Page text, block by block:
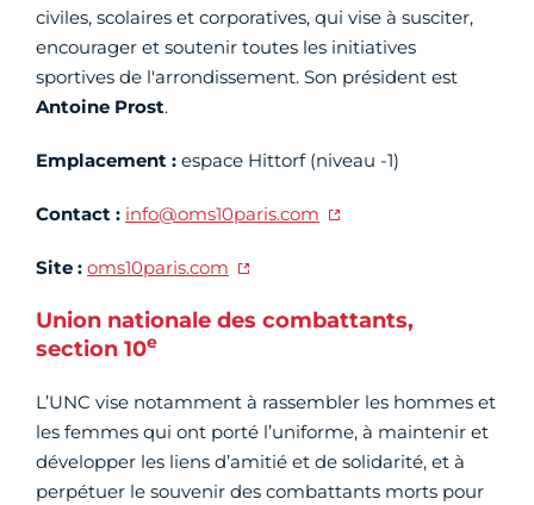
civiles, scolaires et corporatives, qui vise à susciter,
encourager et soutenir toutes les initiatives
sportives de l'arrondissement. Son président est
Antoine Prost.
Emplacement : espace Hittorf (niveau -1)
Contact : info@oms10paris.com
Site : oms10paris.com
Union nationale des combattants,
section 10e
L’UNC vise notamment à rassembler les hommes et
les femmes qui ont porté l’uniforme, à maintenir et
développer les liens d’amitié et de solidarité, et à
perpétuer le souvenir des combattants morts pour